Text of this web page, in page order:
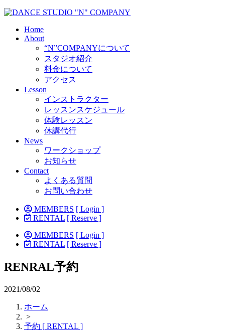
Home
About
“N”COMPANYについて
スタジオ紹介
料金について
アクセス
Lesson
インストラクター
レッスンスケジュール
体験レッスン
休講代行
News
ワークショップ
お知らせ
Contact
よくある質問
お問い合わせ
MEMBERS [ Login ]
RENTAL [ Reserve ]
MEMBERS [ Login ]
RENTAL [ Reserve ]
RENRAL予約
2021/08/02
ホーム
>
予約 [ RENTAL ]